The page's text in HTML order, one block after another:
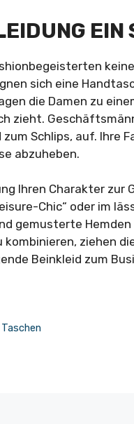
sich eine
die Damen zu
zieht.
Schlips, auf. Ihre
abzuheben.
Ihren Charakter zur
Chic“ oder im
gemusterte
ziehen
Beinkleid zum
Taschen